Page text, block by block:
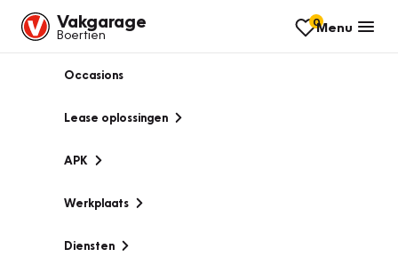
Vakgarage
Boertien
0Menu
Occasions
Lease oplossingen
APK
Werkplaats
Diensten